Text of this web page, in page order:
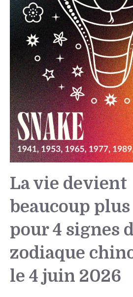
La vie devient
beaucoup
pour 4 signes
zodiaque
le 4 juin 2026